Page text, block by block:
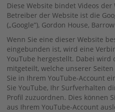
Diese Website bindet Videos der
Betreiber der Website ist die
(„Google”), Gordon House,
Wenn Sie eine dieser Website
eingebunden ist, wird eine
YouTube hergestellt. Dabei wird
mitgeteilt, welche unserer
Sie in Ihrem YouTube-Account
Sie YouTube, Ihr Surfverhalten
Profil zuzuordnen. Dies können
aus Ihrem YouTube-Account